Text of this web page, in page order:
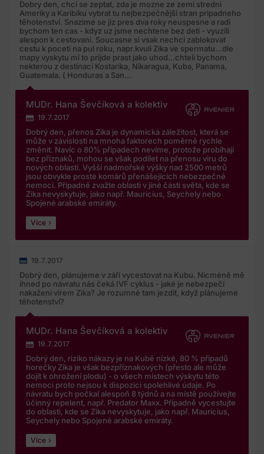
Dobry den, chci se zeptat, zda je mozne ze zemi stredni
Ameriky a Karibiku vybrat tu nejbezpečnější stran pripadneho
těhotenství. Snazime se jiz pres dva roky neuspesne a radi
bychom ten cas - kdyz uz jsme nechtene bez deti - vyuzili
alespon k cestovani. Soucasne si vsak nechci zablokovat
cestu k poceti na pul roku, napr.kvuli Zika ve spermatu...dle
mapy vyskytu mi to prijde prast jako uhod...chteli bychom
nekterou z destinaci Kostarika, Nikaragua, Kuba, Panama,
Guatemala. ( Honduras a San...
MUDr. Hana Ševčíková a kolektiv
19.7.2017
Dobrý den, přenos Zika je dynamická záležitost, která se
může v závislosti na mnoha faktorech poměrně rychle
změnit. Navíc o 80% případech nevíme, protože probíhají
bez příznaků, mohou se však podílet na přenosu viru do
nových oblastí. Vyšší nadmořské výšky nad 2500 metrů
jsou obvykle prosté komárů přenášejících nebezpečné
nemoci. Případně zvažte oblasti v jiné části světa, kde se
Zika nevyskytuje, jako např. Mauricius, Seychely nebo
Spojené arabské emiráty.
Více
19.7.2017
Dobrý den, plánujeme v září vycestovat na Kubu. Nicméně mě
ihned po návratu nás čeká IVF cyklus - jaké je nebezpečí
nakažení virem Zika? Je rozumné tam jezdit, když plánujeme
těhotenství?
MUDr. Hana Ševčíková a kolektiv
19.7.2017
Dobrý den, riziko nákazy je na Kubě nízké, 80 % případů
horečky Zika je však bezpříznakových (přesto ale může
dojít k ohrožení plodu) - o všech místech výskytu této
nemoci proto nejsou k dispozici spolehlivé údaje. Po
návratu bych počkal alespoň 8 týdnů a na místě používejte
účinný repelent, např. Predator Maxx. Případně vycestujte
do oblasti, kde se Zika nevyskytuje, jako např. Mauricius,
Seychely nebo Spojené arabské emiráty.
Více